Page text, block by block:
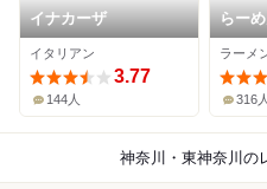
イナカーザ
イタリアン
3.77
144人
らー
ラーメ
316人
神奈川・東神奈川 の